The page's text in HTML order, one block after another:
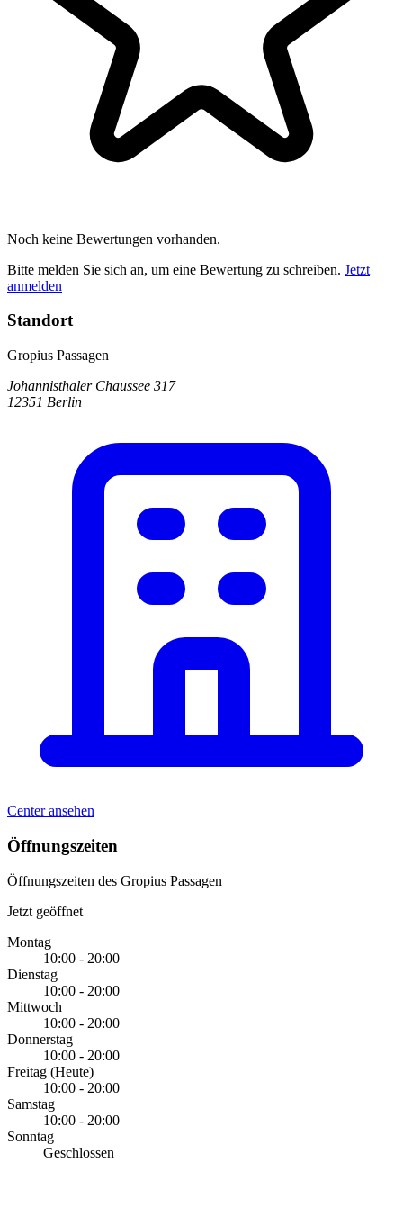
Noch keine Bewertungen vorhanden.
Bitte melden Sie sich an, um eine Bewertung zu schreiben. Jetzt
anmelden
Standort
Gropius Passagen
Johannisthaler Chaussee 317
12351 Berlin
Center ansehen
Öffnungszeiten
Öffnungszeiten des Gropius Passagen
Jetzt geöffnet
Montag
10:00 - 20:00
Dienstag
10:00 - 20:00
Mittwoch
10:00 - 20:00
Donnerstag
10:00 - 20:00
Freitag (Heute)
10:00 - 20:00
Samstag
10:00 - 20:00
Sonntag
Geschlossen